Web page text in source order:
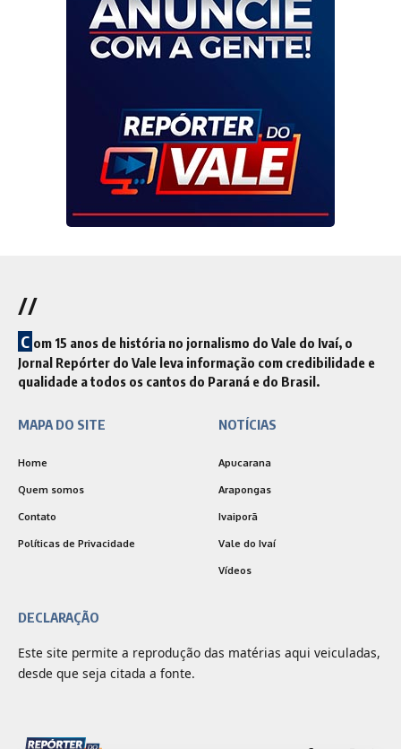
//
C om 15 anos de história no jornalismo do Vale do Ivaí, o
Jornal Repórter do Vale leva informação com credibilidade e
qualidade a todos os cantos do Paraná e do Brasil.
MAPA DO SITE
Home
Quem somos
Contato
Políticas de Privacidade
NOTÍCIAS
Apucarana
Arapongas
Ivaiporã
Vale do Ivaí
Vídeos
DECLARAÇÃO
Este site permite a reprodução das matérias aqui veiculadas,
desde que seja citada a fonte.